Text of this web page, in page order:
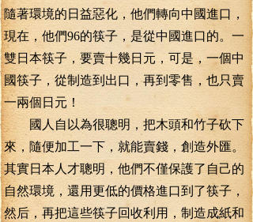
隨著環境的日益惡化，他們轉向中國進口，
現在，他們96的筷子，是從中國進口的。一
雙日本筷子，要賣十幾日元，可是，一個中
國筷子，從制造到出口，再到零售，也只賣
一兩個日元！
國人自以為很聰明，把木頭和竹子砍下
來，隨便加工一下，就能賣錢，創造外匯。
其實日本人才聰明，他們不僅保護了自己的
自然環境，還用更低的價格進口到了筷子，
然后，再把這些筷子回收利用，制造成紙和